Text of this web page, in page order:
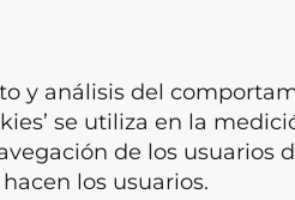
y análisis del
se utiliza en la
de los usuarios
los usuarios.